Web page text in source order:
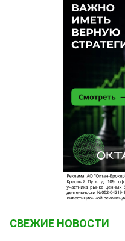
СВЕЖИЕ НОВОСТИ